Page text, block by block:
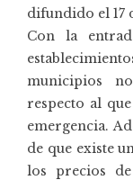
difundido el 17
Con la
municipios
respecto al
emergencia.
de que existe
los precios de